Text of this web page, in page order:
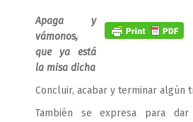
Apaga y
vámonos,
que ya está
la misa dicha
Concluir, acabar y terminar algún
También se expresa para